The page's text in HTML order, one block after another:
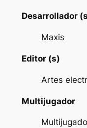
Desarrollador
Maxis
Editor (s)
Artes
Multijugador